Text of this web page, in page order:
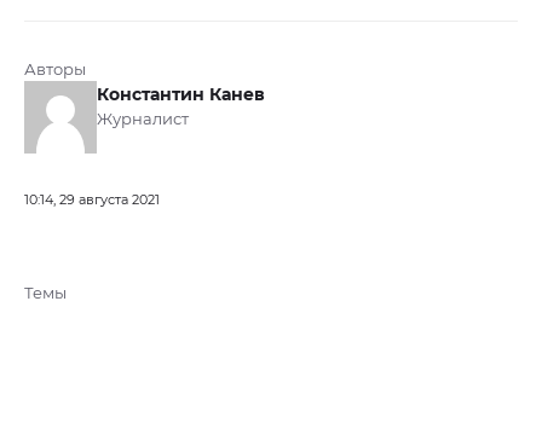
Авторы
Константин Канев
Журналист
10:14, 29 августа 2021
Темы